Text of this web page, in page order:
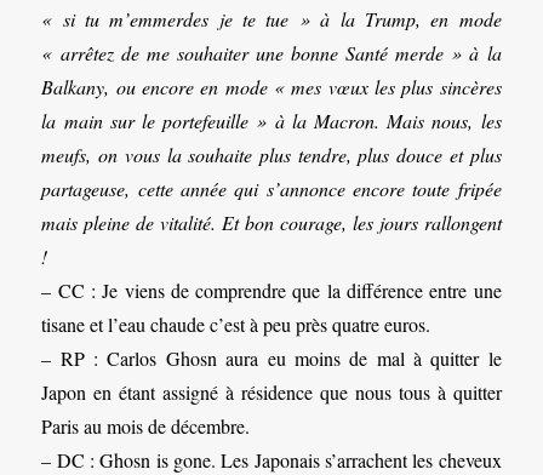
« si tu m’emmerdes je te tue » à la Trump,en mode
« arrêtez de me souhaiter une bonne Santé merde » à la
Balkany, ou encore en mode « mes vœux les plus sincères
la main sur le portefeuille » à la Macron. Mais nous, les
meufs, on vous la souhaite plus tendre, plus douce et plus
partageuse, cette année qui s’annonce encore toute fripée
mais pleine de vitalité. Et bon courage, les jours rallongent
!
– CC : Je viens de comprendre que la différence entre une
tisane et l’eau chaude c’est à peu près quatre euros.
– RP : Carlos Ghosn aura eu moins de mal à quitter le
Japon en étant assigné à résidence que nous tous à quitter
Paris au mois de décembre.
– DC : Ghosn is gone. Les Japonais s’arrachent les cheveux